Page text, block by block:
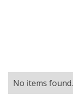
No items found.